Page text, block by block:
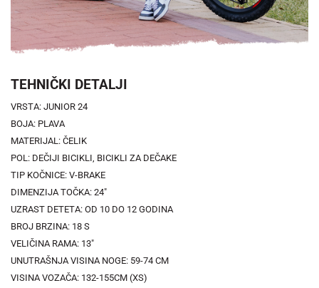
TEHNIČKI DETALJI
VRSTA: JUNIOR 24
BOJA: PLAVA
MATERIJAL: ČELIK
POL: DEČIJI BICIKLI, BICIKLI ZA DEČAKE
TIP KOČNICE: V-BRAKE
DIMENZIJA TOČKA: 24"
UZRAST DETETA: OD 10 DO 12 GODINA
BROJ BRZINA: 18 S
VELIČINA RAMA: 13"
UNUTRAŠNJA VISINA NOGE: 59-74 CM
VISINA VOZAČA: 132-155CM (XS)